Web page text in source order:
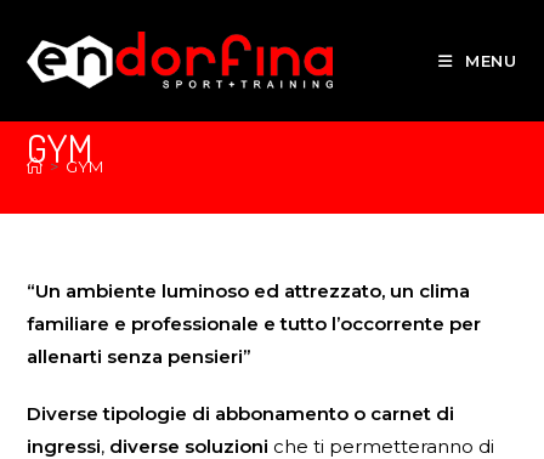
MENU
GYM
> GYM
“Un ambiente luminoso ed attrezzato, un clima
familiare e professionale e tutto l’occorrente per
allenarti senza pensieri”
Diverse tipologie di abbonamento o carnet di
ingressi, diverse soluzioni che ti permetteranno di